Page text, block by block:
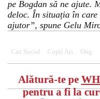
pe Bogdan să ne ajute.
deloc. În situația în care
ajutor”, spune Gelu
Caz Social Copil Ars Ong
Alătură-te pe
pentru a fi la